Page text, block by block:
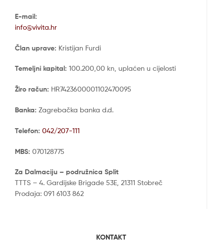
E-mail:
info@vivita.hr
Član uprave: Kristijan Furdi
Temeljni kapital: 100.200,00 kn, uplaćen u cijelosti
Žiro račun: HR7423600001102470095
Banka: Zagrebačka banka d.d.
Telefon: 042/207-111
MBS: 070128775
Za Dalmaciju – podružnica Split
TTTS – 4. Gardijske Brigade 53E, 21311 Stobreč
Prodaja: 091 6103 862
KONTAKT